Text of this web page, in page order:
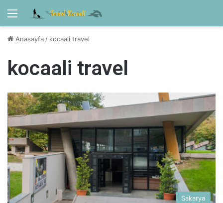
Menü
Anasayfa / kocaali travel
kocaali travel
Sakarya